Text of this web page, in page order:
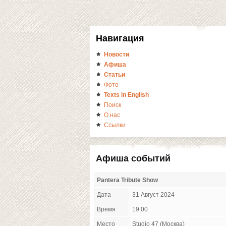
Навигация
Новости
Афиша
Статьи
Фото
Texts in English
Поиск
О нас
Ссылки
Афиша событий
Pantera Tribute Show
Дата 31 Август 2024
Время 19:00
Место Studio 47 (Москва)